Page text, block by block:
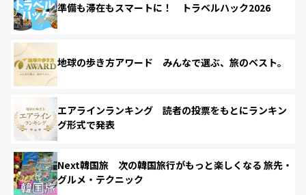
準備も滞在もスマートに！ トラベルハック2026
地球の歩き方アワード みんなで選ぶ、旅のベスト。
エアラインランキング 読者の投票をもとにランキン
グ形式で発表
Next韓国旅 次の韓国旅行がもっと楽しくなる 旅先・
グルメ・テクニック